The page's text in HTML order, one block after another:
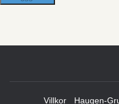
Villkor Haugen-